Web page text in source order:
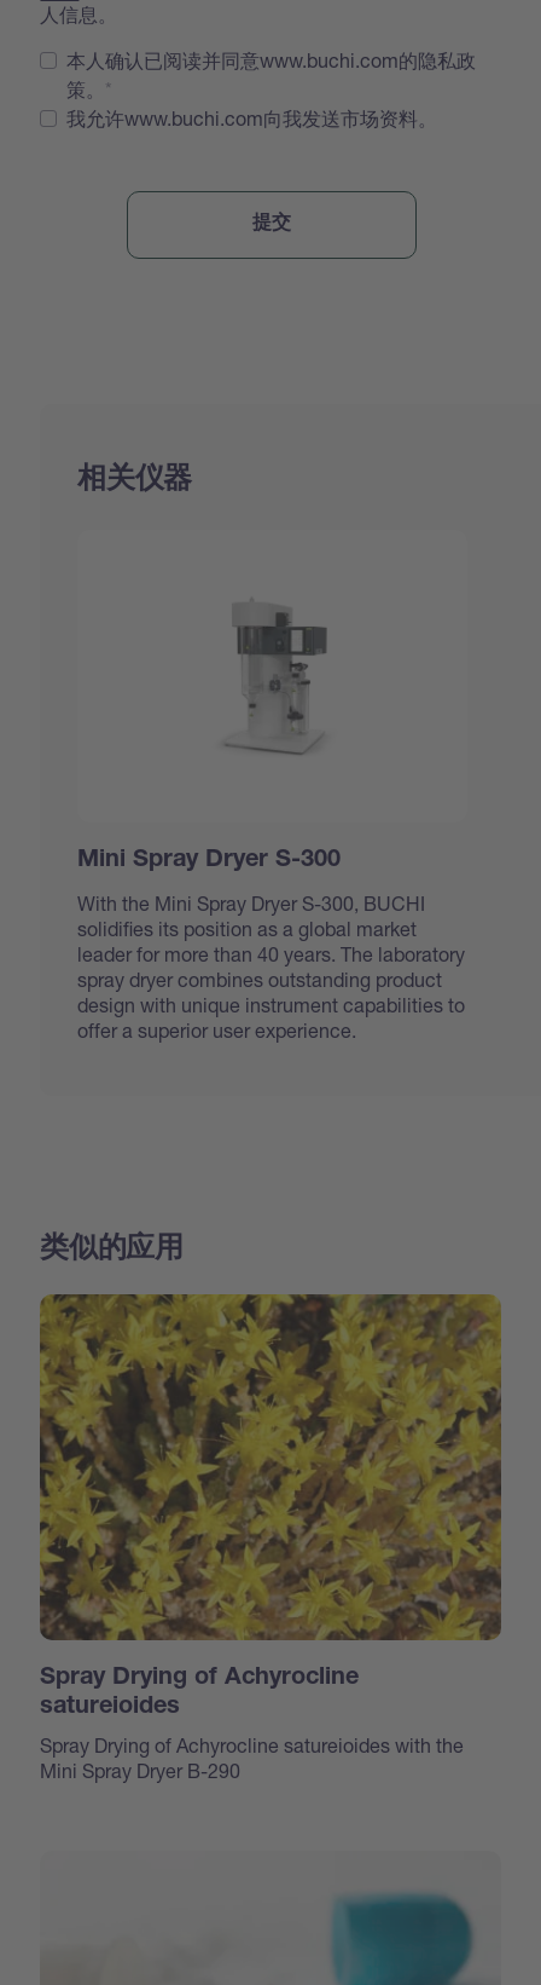
人信息。
本人确认已阅读并同意www.buchi.com的隐私政
策。
我允许www.buchi.com向我发送市场资料。
相关仪器
Mini Spray Dryer S-300
With the Mini Spray Dryer S-300, BUCHI
solidifies its position as a global market
leader for more than 40 years. The laboratory
spray dryer combines outstanding product
design with unique instrument capabilities to
offer a superior user experience.
类似的应用
Spray Drying of Achyrocline
satureioides
Spray Drying of Achyrocline satureioides with the
Mini Spray Dryer B-290